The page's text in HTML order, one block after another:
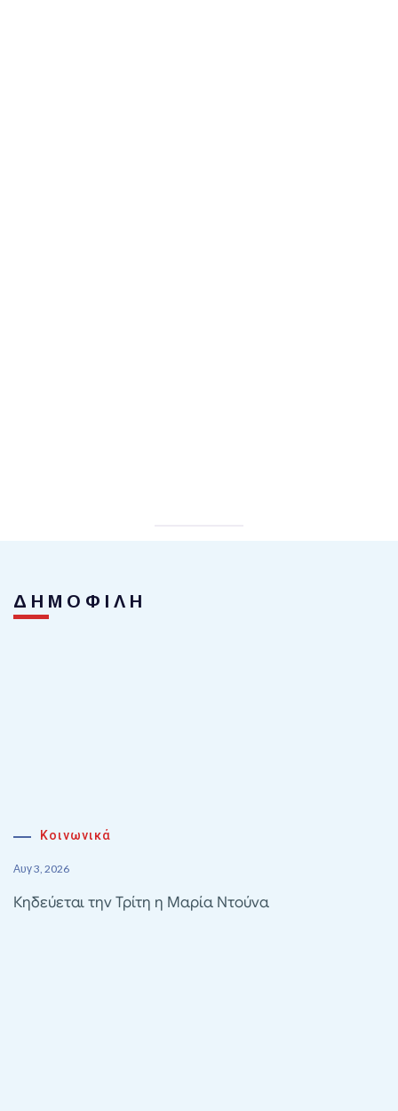
ΔΗΜΟΦΙΛΗ
Κοινωνικά
Αυγ 3, 2026
Κηδεύεται την Τρίτη η Μαρία Ντούνα